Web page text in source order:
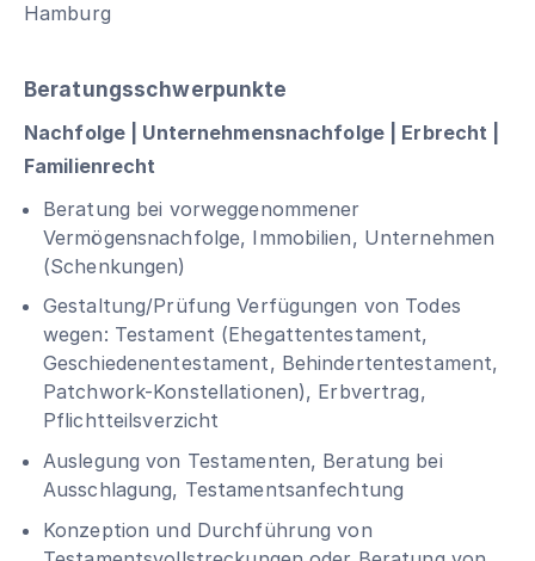
Hamburg
Beratungsschwerpunkte
Nachfolge | Unternehmensnachfolge | Erbrecht |
Familienrecht
Beratung bei vorweggenommener
Vermögensnachfolge, Immobilien, Unternehmen
(Schenkungen)
Gestaltung/Prüfung Verfügungen von Todes
wegen: Testament (Ehegattentestament,
Geschiedenentestament, Behindertentestament,
Patchwork-Konstellationen), Erbvertrag,
Pflichtteilsverzicht
Auslegung von Testamenten, Beratung bei
Ausschlagung, Testamentsanfechtung
Konzeption und Durchführung von